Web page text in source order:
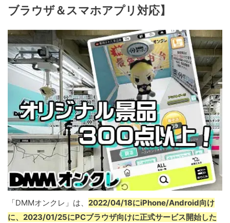
ブラウザ＆スマホアプリ対応】
「DMMオンクレ」は、 2022/04/18にiPhone/Android向け
に、2023/01/25にPCブラウザ向けに正式サービス開始した